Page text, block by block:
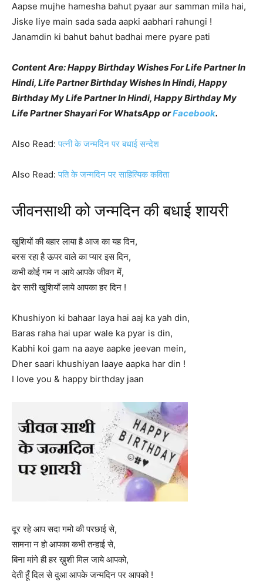
Aapse mujhe hamesha bahut pyaar aur samman mila hai,
Jiske liye main sada sada aapki aabhari rahungi !
Janamdin ki bahut bahut badhai mere pyare pati
Content Are: Happy Birthday Wishes For Life Partner In
Hindi, Life Partner Birthday Wishes In Hindi, Happy
Birthday My Life Partner In Hindi, Happy Birthday My
Life Partner Shayari For WhatsApp orFacebook.
Also Read:पत्नी के जन्मदिन पर बधाई सन्देश
Also Read:पति के जन्मदिन पर साहित्यिक कविता
जीवनसाथी को जन्मदिन की बधाई शायरी
खुशियों की बहार लाया है आज का यह दिन,
बरस रहा है ऊपर वाले का प्यार इस दिन,
कभी कोई गम न आये आपके जीवन में,
ढेर सारी खुशियाँ लाये आपका हर दिन !
Khushiyon ki bahaar laya hai aaj ka yah din,
Baras raha hai upar wale ka pyar is din,
Kabhi koi gam na aaye aapke jeevan mein,
Dher saari khushiyan laaye aapka har din !
I love you & happy birthday jaan
दूर रहे आप सदा गमो की परछाई से,
सामना न हो आपका कभी तन्हाई से,
बिना मांगे ही हर ख़ुशी मिल जाये आपको,
देती हूँ दिल से दुआ आपके जन्मदिन पर आपको !